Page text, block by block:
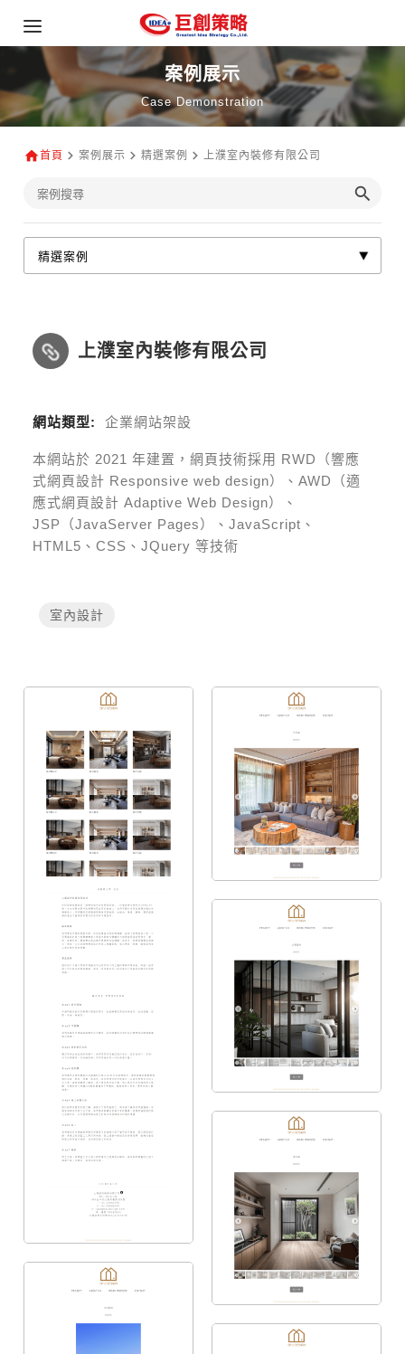
案例展示
Case Demonstration
首頁 案例展示 精選案例 上濮室內裝修有限公司
上濮室內裝修有限公司
網站類型: 企業網站架設
本網站於 2021 年建置，網頁技術採用 RWD（響應
式網頁設計 Responsive web design）、AWD（適
應式網頁設計 Adaptive Web Design）、
JSP（JavaServer Pages）、JavaScript、
HTML5、CSS、JQuery 等技術
室內設計